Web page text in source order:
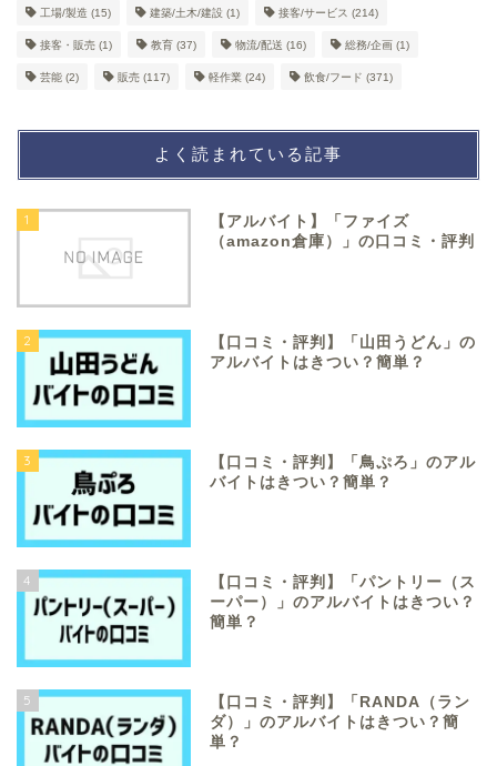
工場/製造 (15) 建築/土木/建設 (1) 接客/サービス (214)
接客・販売 (1) 教育 (37) 物流/配送 (16) 総務/企画 (1)
芸能 (2) 販売 (117) 軽作業 (24) 飲食/フード (371)
よく読まれている記事
1
【アルバイト】「ファイズ
（amazon倉庫）」の口コミ・評判
2
【口コミ・評判】「山田うどん」の
アルバイトはきつい？簡単？
3
【口コミ・評判】「鳥ぷろ」のアル
バイトはきつい？簡単？
4
【口コミ・評判】「パントリー（ス
ーパー）」のアルバイトはきつい？
簡単？
5
【口コミ・評判】「RANDA（ラン
ダ）」のアルバイトはきつい？簡
単？